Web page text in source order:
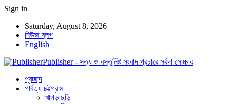
Sign in
Saturday, August 8, 2026
নিউজ ব্লগ
English
Publisher - সত্য ও বস্তুনিষ্ট সংবাদ প্রচারে সর্বদা সোচ্চার
প্রচ্ছদ
পার্বত্য চট্টগ্রাম
খাগড়াছড়ি